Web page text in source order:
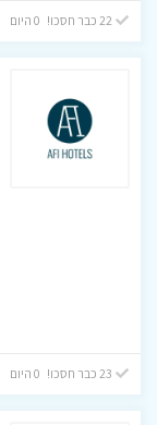
22 כבר חסכו! 0 היום